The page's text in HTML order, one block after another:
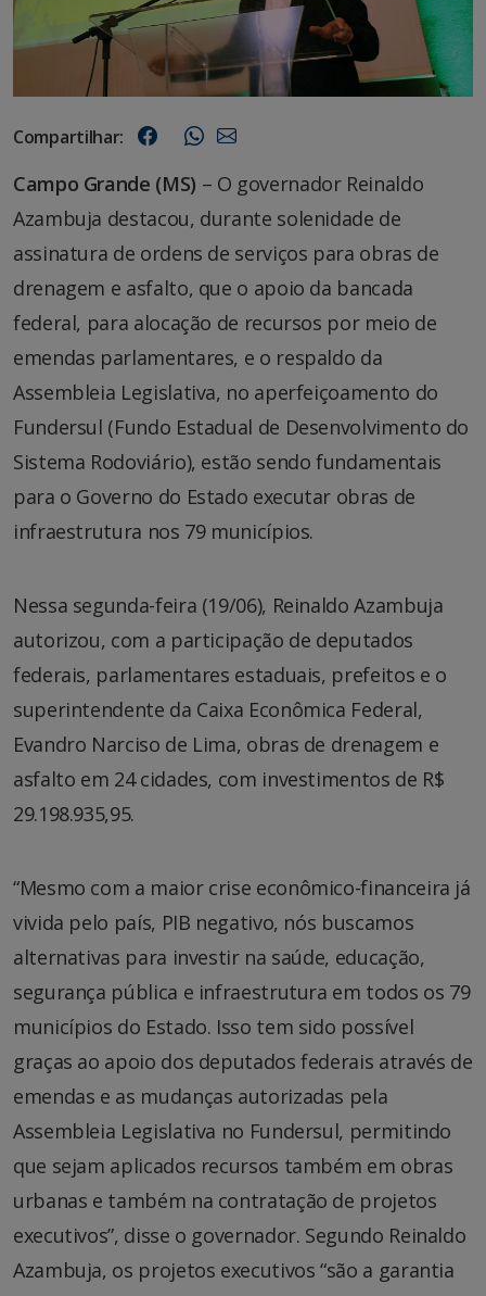
Compartilhar:
Campo Grande (MS) – O governador Reinaldo
Azambuja destacou, durante solenidade de
assinatura de ordens de serviços para obras de
drenagem e asfalto, que o apoio da bancada
federal, para alocação de recursos por meio de
emendas parlamentares, e o respaldo da
Assembleia Legislativa, no aperfeiçoamento do
Fundersul (Fundo Estadual de Desenvolvimento do
Sistema Rodoviário), estão sendo fundamentais
para o Governo do Estado executar obras de
infraestrutura nos 79 municípios.
Nessa segunda-feira (19/06), Reinaldo Azambuja
autorizou, com a participação de deputados
federais, parlamentares estaduais, prefeitos e o
superintendente da Caixa Econômica Federal,
Evandro Narciso de Lima, obras de drenagem e
asfalto em 24 cidades, com investimentos de R$
29.198.935,95.
“Mesmo com a maior crise econômico-financeira já
vivida pelo país, PIB negativo, nós buscamos
alternativas para investir na saúde, educação,
segurança pública e infraestrutura em todos os 79
municípios do Estado. Isso tem sido possível
graças ao apoio dos deputados federais através de
emendas e as mudanças autorizadas pela
Assembleia Legislativa no Fundersul, permitindo
que sejam aplicados recursos também em obras
urbanas e também na contratação de projetos
executivos”, disse o governador. Segundo Reinaldo
Azambuja, os projetos executivos “são a garantia